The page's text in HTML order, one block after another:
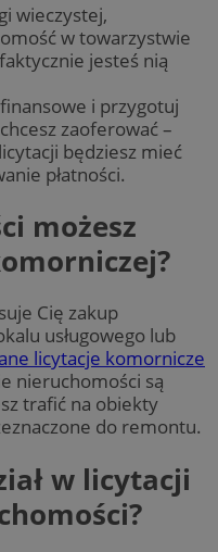
wieczystej,
w towarzystwie
jesteś nią
i przygotuj
zaoferować –
będziesz mieć
płatności.
możesz
Cię zakup
usługowego lub
licytacje komornicze
nieruchomości są
trafić na obiekty
do remontu.
w licytacji